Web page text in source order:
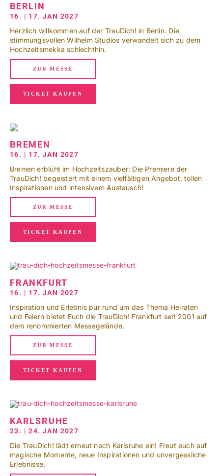
BERLIN
16. | 17. JAN 2027
Herzlich willkommen auf der TrauDich! in Berlin. Die
stimmungsvollen Wilhelm Studios verwandelt sich zu dem
Hochzeitsmekka schlechthin.
ZUR MESSE
TICKET KAUFEN
BREMEN
16. | 17. JAN 2027
Bremen erblüht im Hochzeitszauber: Die Premiere der
TrauDich! begeistert mit einem vielfältigen Angebot, tollen
Inspirationen und intensivem Austausch!
ZUR MESSE
TICKET KAUFEN
FRANKFURT
16. | 17. JAN 2027
Inspiration und Erlebnis pur rund um das Thema Heiraten
und Feiern bietet Euch die TrauDich! Frankfurt seit 2001 auf
dem renommierten Messegelände.
ZUR MESSE
TICKET KAUFEN
KARLSRUHE
23. | 24. JAN 2027
Die TrauDich! lädt erneut nach Karlsruhe ein! Freut euch auf
magische Momente, neue Inspirationen und unvergessliche
Erlebnisse.